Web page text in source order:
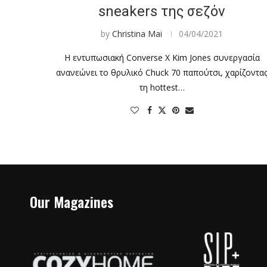
sneakers της σεζόν
byChristina Mai 04/04/2021
Η εντυπωσιακή Converse X Kim Jones συνεργασία
ανανεώνει το θρυλικό Chuck 70 παπούτσι,
τη hottest…
Our Magazines